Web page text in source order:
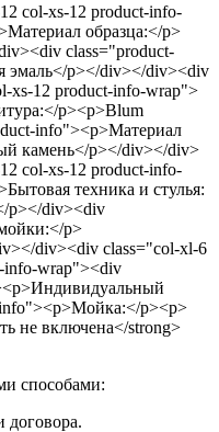
col-xs-12 product-info-
образца:</p>
class="product-
эмаль</p></div></div><div
xs-12 product-info-wrap">
p><p>Blum
info"><p>Материал
камень</p></div></div>
col-xs-12 product-info-
техника и стулья:
p></div><div
p>
div><div class="col-xl-6
info-wrap"><div
p><p>
не включена</strong>
способами:
договора.